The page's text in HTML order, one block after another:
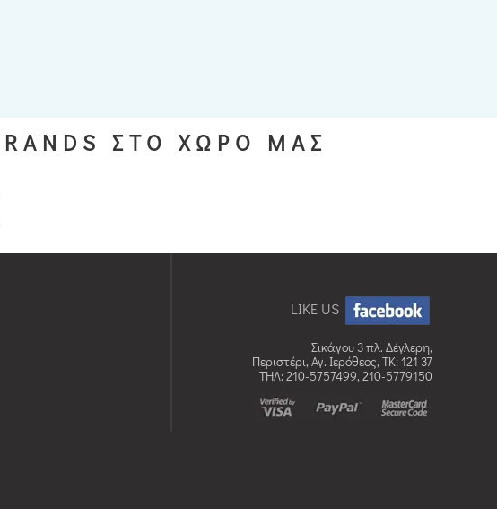
ΣΤΟ ΧΩΡΟ ΜΑΣ
LIKE US
Σικάγου 3 πλ. Δέγλερη,
Περιστέρι, Αγ. Ιερόθεος, TK: 121 37
ΤΗΛ: 210-5757499, 210-5779150